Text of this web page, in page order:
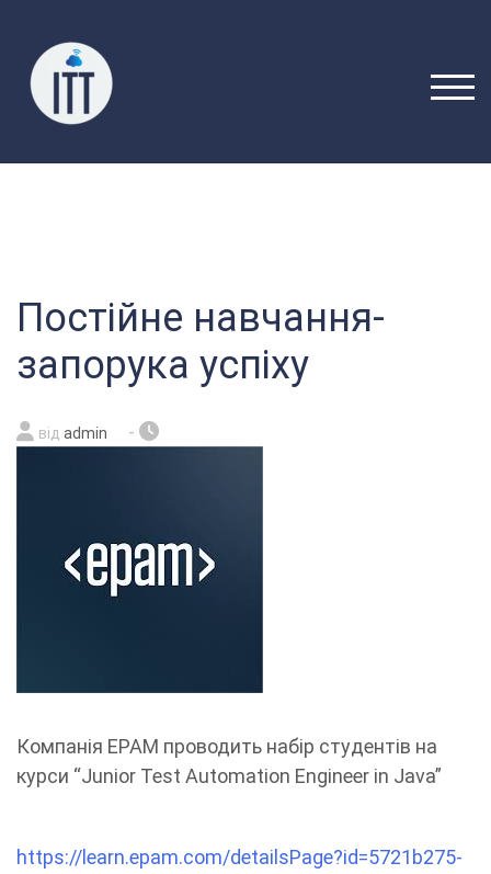
вмісту
Постійне навчання-
запорука успіху
від admin -
Компанія ЕPAM проводить набір студентів на
курси “Junior Test Automation Engineer in Java”
https://learn.epam.com/detailsPage?id=5721b275-